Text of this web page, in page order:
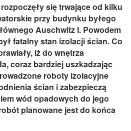
się trwające od kilku
przy budynku byłego
Auschwitz I. Powodem
fatalny stan izolacji ścian. Co
iż do wnętrza
coraz bardziej uszkadzając
roboty izolacyjne
ścian i zabezpieczą
wód opadowych do jego
planowane jest do końca